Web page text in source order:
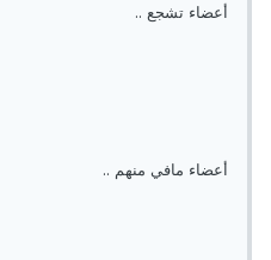
أعضاء تشجع ..
أعضاء مافي منهم ..